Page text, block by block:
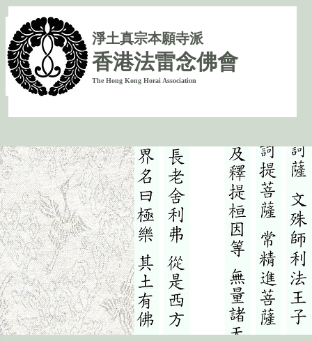
淨土真宗本願寺派
香港法雷念佛會
The Hong Kong Horai Association